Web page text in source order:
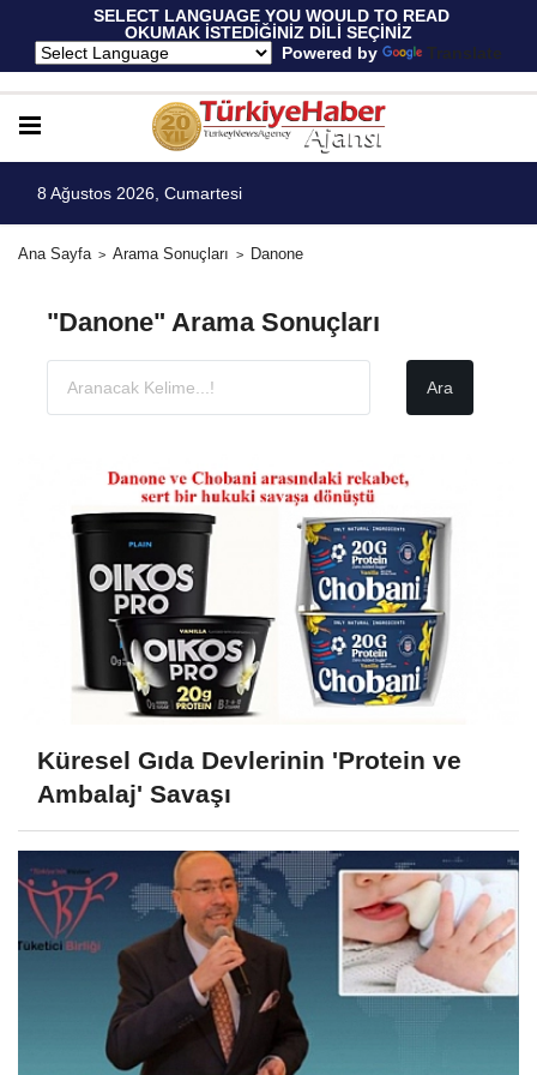
SELECT LANGUAGE YOU WOULD TO READ
OKUMAK İSTEDİĞİNİZ DİLİ SEÇİNİZ
Powered by
Translate
8 Ağustos 2026, Cumartesi
Ana Sayfa Arama Sonuçları Danone
"Danone" Arama Sonuçları
Küresel Gıda Devlerinin 'Protein ve
Ambalaj' Savaşı